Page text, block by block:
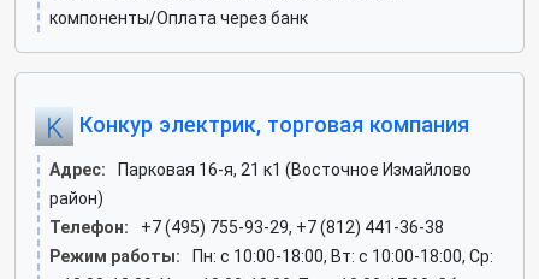
компоненты/Оплата через банк
Конкур электрик, торговая компания
Адрес:
Парковая 16-я, 21 к1 (Восточное Измайлово
район)
Телефон:
+7 (495) 755-93-29, +7 (812) 441-36-38
Режим работы:
Пн: c 10:00-18:00, Вт: c 10:00-18:00, Ср: